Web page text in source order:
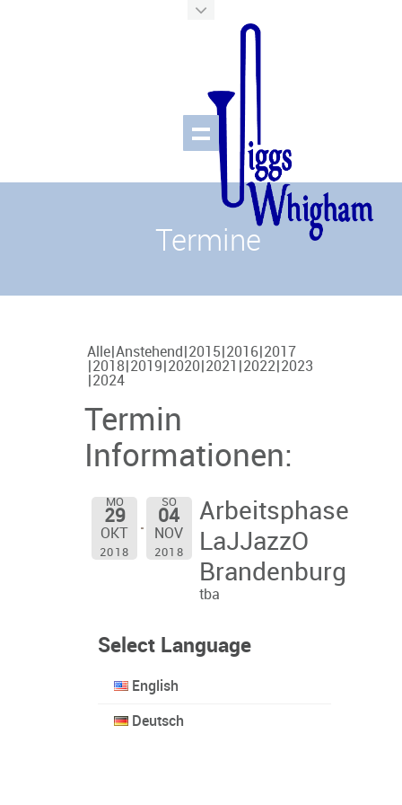
Termine
Alle Anstehend 2015 2016 2017
2018 2019 2020 2021 2022 2023
2024
Termin
Informationen:
MO
29
OKT
2018
SO
04
NOV
2018
Arbeitsphase
LaJJazzO
Brandenburg
tba
Select Language
English
Deutsch